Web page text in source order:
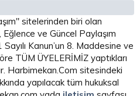
sitelerinden biri olan
ve Güncel Paylaşım
Kanun’un 8. Maddesine ve
TÜM ÜYELERİMİZ yaptıkları
Harbimekan.Com sitesindeki
yapılacak tüm hukuksal